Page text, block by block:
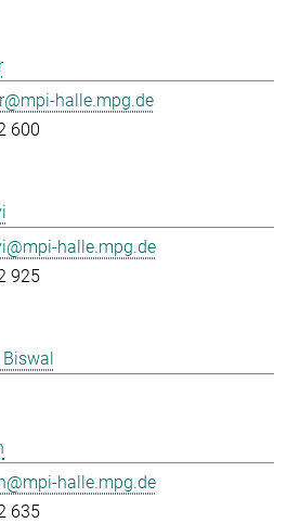
halle.mpg.de
600
halle.mpg.de
925
halle.mpg.de
635